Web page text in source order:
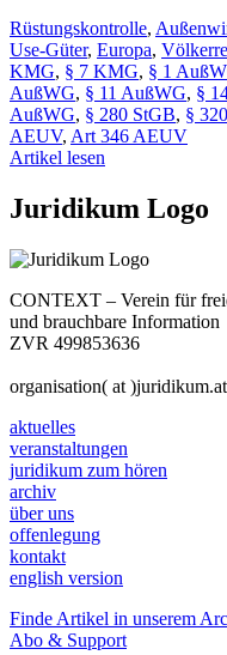
Rüstungskontrolle,
Use-Güter, Europa,
KMG, § 7 KMG, § 1
AußWG, § 11 AußWG, §
AußWG, § 280 StGB, §
AEUV, Art 346 AEUV
Artikel lesen
Juridikum Logo
CONTEXT – Verein für
und brauchbare Information
ZVR 499853636
organisation( at )juridikum.at
aktuelles
veranstaltungen
juridikum zum hören
archiv
über uns
offenlegung
kontakt
english version
Finde Artikel in unserem
Abo & Support